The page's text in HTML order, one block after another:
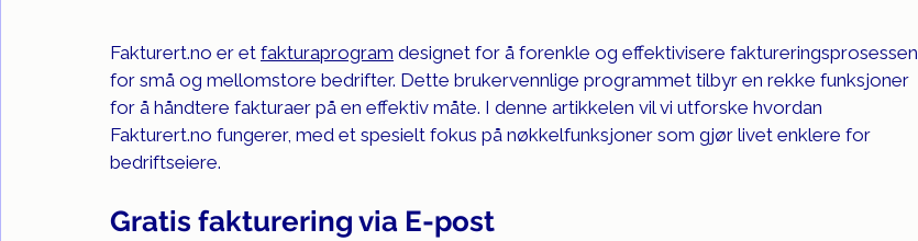
Fakturert.no er et fakturaprogram designet for å forenkle og effektivisere faktureringsprosessen
for små og mellomstore bedrifter. Dette brukervennlige programmet tilbyr en rekke funksjoner
for å håndtere fakturaer på en effektiv måte. I denne artikkelen vil vi utforske hvordan
Fakturert.no fungerer, med et spesielt fokus på nøkkelfunksjoner som gjør livet enklere for
bedriftseiere.
Gratis fakturering via E-post